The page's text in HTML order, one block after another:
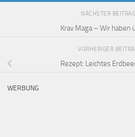
NÄCHSTER BEITRAG
Krav Maga – Wir haben
VORHERIGER
Rezept: Leichtes
WERBUNG